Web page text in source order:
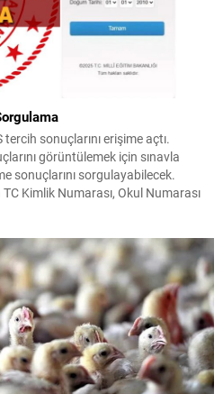
sonuçlarını erişime açtı.
görüntülemek için sınavla
sonuçlarını sorgulayabilecek.
Kimlik Numarası, Okul Numarası
ilgili ekrana girerek
Yerleştirme ve Kontenjanlar LGS